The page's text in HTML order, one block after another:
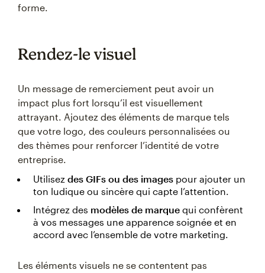
forme.
Rendez-le visuel
Un message de remerciement peut avoir un
impact plus fort lorsqu’il est visuellement
attrayant. Ajoutez des éléments de marque tels
que votre logo, des couleurs personnalisées ou
des thèmes pour renforcer l’identité de votre
entreprise.
Utilisez des GIFs ou des images pour ajouter un
ton ludique ou sincère qui capte l’attention.
Intégrez des modèles de marque qui confèrent
à vos messages une apparence soignée et en
accord avec l’ensemble de votre marketing.
Les éléments visuels ne se contentent pas